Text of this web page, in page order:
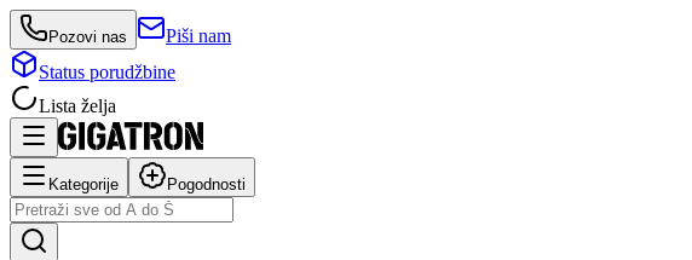
Pozovi nas
Piši nam
Status porudžbine
Lista želja
Kategorije Pogodnosti